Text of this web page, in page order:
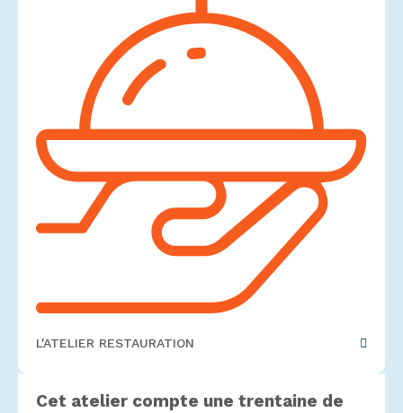
L'ATELIER RESTAURATION
Cet atelier compte une trentaine de